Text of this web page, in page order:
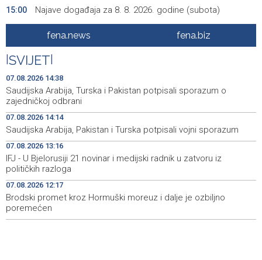
15:00 Najave događaja za 8. 8. 2026. godine (subota)
SFF Tribute to Béla Tarr features works by his former
14:44
Magoda ugostio Halida Kuburovića i zahvalio mu za
predanost kulturi
14:40
Protesti građana Goražda zbog problema sa
vodosnabdijevanjem
14:39
Za projekte održivog povratka iz budžeta BPK Goražde
izdvojeno 136.500 KM
14:38
Saudijska Arabija, Turska i Pakistan potpisali sporazum o
zajedničkoj odbrani
fena.news fena.biz
SVIJET
07.08.2026 14:38
Saudijska Arabija, Turska i Pakistan potpisali sporazum o
zajedničkoj odbrani
07.08.2026 14:14
Saudijska Arabija, Pakistan i Turska potpisali vojni sporazum
07.08.2026 13:16
IFJ - U Bjelorusiji 21 novinar i medijski radnik u zatvoru iz
političkih razloga
07.08.2026 12:17
Brodski promet kroz Hormuški moreuz i dalje je ozbiljno
poremećen